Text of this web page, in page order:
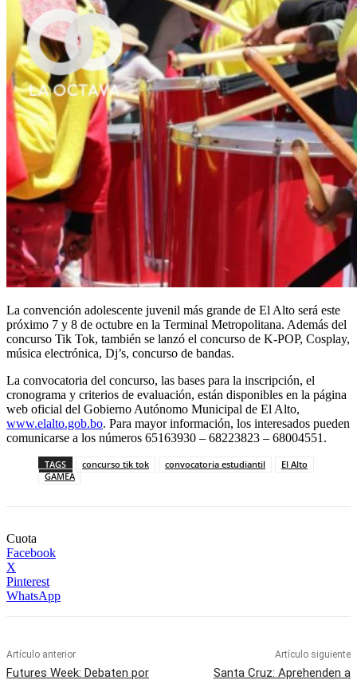
La convención adolescente juvenil más grande de El Alto será este
próximo 7 y 8 de octubre en la Terminal Metropolitana. Además del
concurso Tik Tok, también se lanzó el concurso de K-POP, Cosplay,
música electrónica, Dj’s, concurso de bandas.
La convocatoria del concurso, las bases para la inscripción, el
cronograma y criterios de evaluación, están disponibles en la página
web oficial del Gobierno Autónomo Municipal de El Alto,
www.elalto.gob.bo. Para mayor información, los interesados pueden
comunicarse a los números 65163930 – 68223823 – 68004551.
TAGS concurso tik tok convocatoria estudiantil
El Alto
GAMEA
Cuota
Facebook
X
Pinterest
WhatsApp
Artículo anterior
Futures Week: Debaten por
Artículo siguiente
Santa Cruz: Aprehenden a